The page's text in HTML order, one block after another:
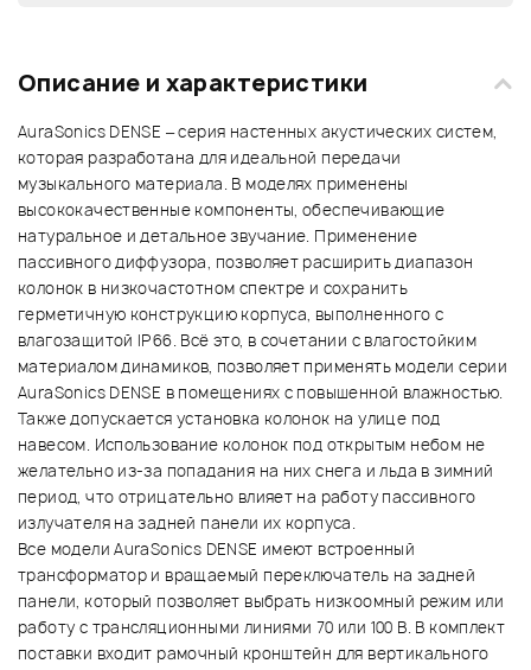
Описание и характеристики
AuraSonics DENSE – серия настенных акустических систем,
которая разработана для идеальной передачи
музыкального материала. В моделях применены
высококачественные компоненты, обеспечивающие
натуральное и детальное звучание. Применение
пассивного диффузора, позволяет расширить диапазон
колонок в низкочастотном спектре и сохранить
герметичную конструкцию корпуса, выполненного с
влагозащитой IP66. Всё это, в сочетании с влагостойким
материалом динамиков, позволяет применять модели серии
AuraSonics DENSE в помещениях с повышенной влажностью.
Также допускается установка колонок на улице под
навесом. Использование колонок под открытым небом не
желательно из-за попадания на них снега и льда в зимний
период, что отрицательно влияет на работу пассивного
излучателя на задней панели их корпуса.
Все модели AuraSonics DENSE имеют встроенный
трансформатор и вращаемый переключатель на задней
панели, который позволяет выбрать низкоомный режим или
работу с трансляционными линиями 70 или 100 В. В комплект
поставки входит рамочный кронштейн для вертикального